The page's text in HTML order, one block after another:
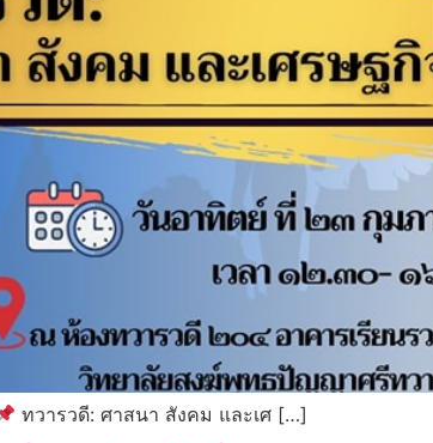
ทวารวดี: ศาสนา สังคม และเศ […]